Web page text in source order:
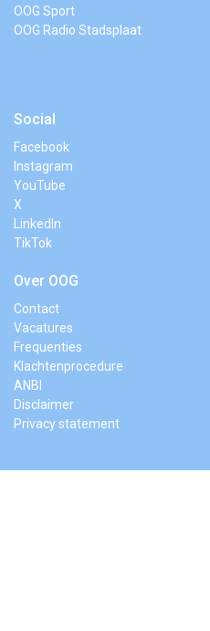
OOG Sport
OOG Radio Stadsplaat
Social
Facebook
Instagram
YouTube
X
LinkedIn
TikTok
Over OOG
Contact
Vacatures
Frequenties
Klachtenprocedure
ANBI
Disclaimer
Privacy statement